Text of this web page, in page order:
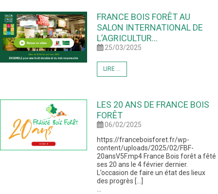
FRANCE BOIS FORÊT AU
SALON INTERNATIONAL DE
L’AGRICULTUR...
25/03/2025
LIRE ...
LES 20 ANS DE FRANCE BOIS
FORÊT
06/02/2025
https://franceboisforet.fr/wp-
content/uploads/2025/02/FBF-
20ansV5F.mp4 France Bois forêt a fêté
ses 20 ans le 4 février dernier.
L’occasion de faire un état des lieux
des progrès […]